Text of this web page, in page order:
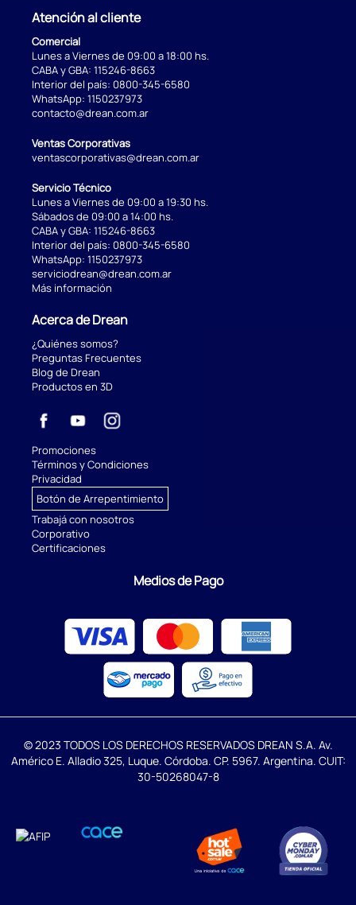
Atención al cliente
Comercial
Lunes a Viernes de 09:00 a 18:00 hs.
CABA y GBA: 115246-8663
Interior del país: 0800-345-6580
WhatsApp: 1150237973
contacto@drean.com.ar
Ventas Corporativas
ventascorporativas@drean.com.ar
Servicio Técnico
Lunes a Viernes de 09:00 a 19:30 hs.
Sábados de 09:00 a 14:00 hs.
CABA y GBA: 115246-8663
Interior del país: 0800-345-6580
WhatsApp: 1150237973
serviciodrean@drean.com.ar
Más información
Acerca de Drean
¿Quiénes somos?
Preguntas Frecuentes
Blog de Drean
Productos en 3D
Promociones
Términos y Condiciones
Privacidad
Botón de Arrepentimiento
Trabajá con nosotros
Corporativo
Certificaciones
Medios de Pago
© 2023 TODOS LOS DERECHOS RESERVADOS DREAN S.A. Av.
Américo E. Alladio 325, Luque. Córdoba. CP. 5967. Argentina. CUIT:
30-50268047-8